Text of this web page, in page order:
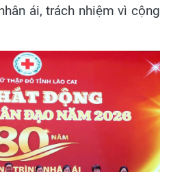
ái, trách nhiệm vì cộng